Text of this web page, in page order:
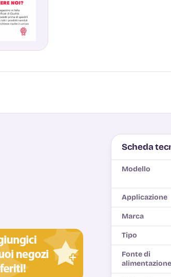
Scheda
Modello
Applicazione
Marca
Tipo
Fonte di
alimentazione